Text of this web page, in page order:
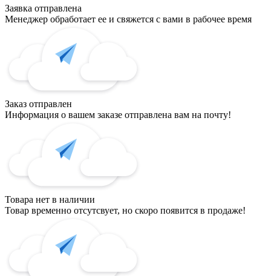
Заявка отправлена
Менеджер обработает ее и свяжется с вами в рабочее время
Заказ отправлен
Информация о вашем заказе отправлена вам на почту!
Товара нет в наличии
Товар временно отсутсвует, но скоро появится в продаже!